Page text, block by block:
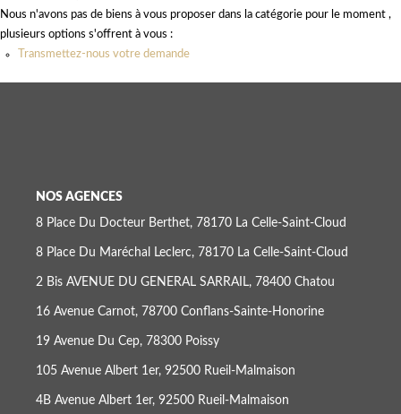
Intranet
ACCÈS CLIENTS
PARRAINAGE
Nous n'avons pas de biens à vous proposer dans la catégorie pour le moment ,
plusieurs options s'offrent à vous :
Transmettez-nous votre demande
NOS AGENCES
8 Place Du Docteur Berthet, 78170 La Celle-Saint-Cloud
8 Place Du Maréchal Leclerc, 78170 La Celle-Saint-Cloud
2 Bis AVENUE DU GENERAL SARRAIL, 78400 Chatou
16 Avenue Carnot, 78700 Conflans-Sainte-Honorine
19 Avenue Du Cep, 78300 Poissy
105 Avenue Albert 1er, 92500 Rueil-Malmaison
4B Avenue Albert 1er, 92500 Rueil-Malmaison